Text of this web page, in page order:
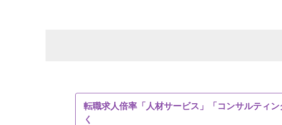
転職求人倍率「人材サービス」「コンサルティ
く